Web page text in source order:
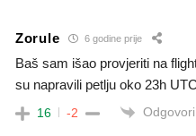
Zorule 6 godine prije
Baš sam išao provjeriti na
su napravili petlju oko 23h
16 -2 Odgovori